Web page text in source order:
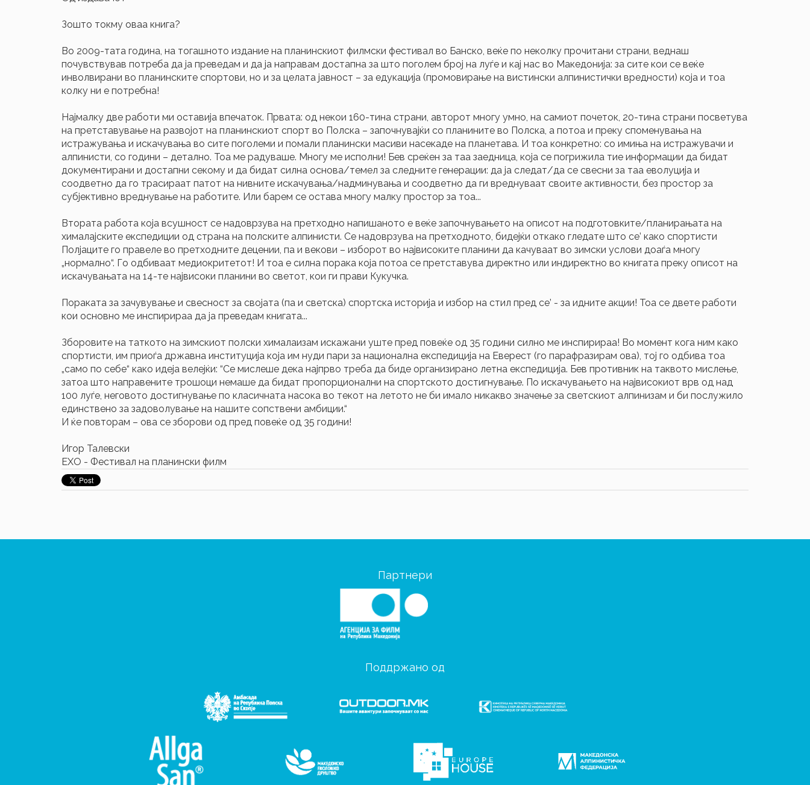
Зошто токму оваа книга?
Во 2009-тата година, на тогашното издание на планинскиот филмски фестивал во Банско, веќе по неколку прочитани страни, веднаш
почувствував потреба да ја преведам и да ја направам достапна за што поголем број на луѓе и кај нас во Македонија: за сите кои се веќе
инволвирани во планинските спортови, но и за целата јавност – за едукација (промовирање на вистински алпинистички вредности) која и тоа
колку ни е потребна!
Најмалку две работи ми оставија впечаток. Првата: од некои 160-тина страни, авторот многу умно, на самиот почеток, 20-тина страни посветува
на претставување на развојот на планинскиот спорт во Полска – започнувајќи со планините во Полска, а потоа и преку споменувања на
истражувања и искачувања во сите поголеми и помали планински масиви насекаде на планетава. И тоа конкретно: со имиња на истражувачи и
алпинисти, со години – детално. Тоа ме радуваше. Многу ме исполни! Бев среќен за таа заедница, која се погрижила тие информации да бидат
документирани и достапни секому и да бидат силна основа/темел за следните генерации: да ја следат/да се свесни за таа еволуција и
соодветно да го трасираат патот на нивните искачувања/надминувања и соодветно да ги вреднуваат своите активности, без простор за
субјективно вреднување на работите. Или барем се остава многу малку простор за тоа...
Втората работа која всушност се надоврзува на претходно напишаното е веќе започнувањето на описот на подготoвките/планирањата на
хималајските експедиции од страна на полските алпинисти. Се надоврзува на претходното, бидејќи откако гледате што се’ како спортисти
Полјаците го правеле во претходните децении, па и векови – изборот во највисоките планини да качуваат во зимски услови доаѓа многу
„нормално“. Го одбиваат медиокритетот! И тоа е силна порака која потоа се претставува директно или индиректно во книгата преку описот на
искачувањата на 14-те највисоки планини во светот, кои ги прави Кукучка.
Пораката за зачувување и свесност за својата (па и светска) спортска историја и избор на стил пред се’ - за идните акции! Тоа се двете работи
кои основно ме инспирираа да ја преведам книгата...
Зборовите на таткото на зимскиот полски хималаизам искажани уште пред повеќе од 35 години силно ме инспирираа! Во момент кога ним како
спортисти, им приоѓа државна институција која им нуди пари за национална експедиција на Еверест (го парафразирам ова), тој го одбива тоа
„само по себе“ како идеја велејќи: “Се мислеше дека најпрво треба да биде организирано летна експедиција. Бев противник на таквото мислење,
затоа што направените трошоци немаше да бидат пропорционални на спортското достигнување. По искачувањето на највисокиот врв од над
100 луѓе, неговото достигнување по класичната насока во текот на летото не би имало никакво значење за светскиот алпинизам и би послужило
единствено за задоволување на нашите сопствени амбиции.“
И ќе повторам – ова се зборови од пред повеќе од 35 години!
Игор Талевски
ЕХО - Фестивал на планински филм
Партнери
Поддржано од